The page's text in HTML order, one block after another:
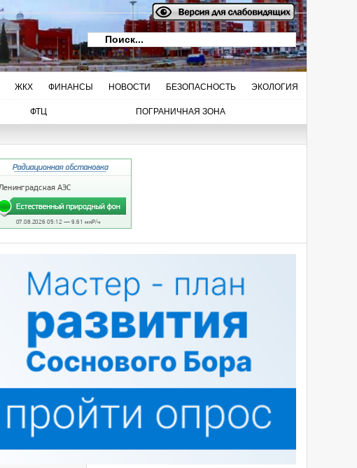
ЖКХ ФИНАНСЫ НОВОСТИ БЕЗОПАСНОСТЬ ЭКОЛОГИЯ
ФТЦ ПОГРАНИЧНАЯ ЗОНА